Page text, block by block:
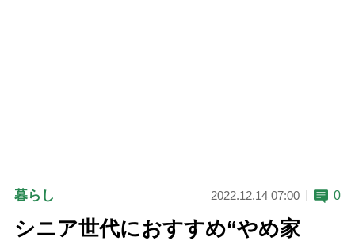
暮らし 2022.12.14 07:00 0
シニア世代におすすめ“やめ家